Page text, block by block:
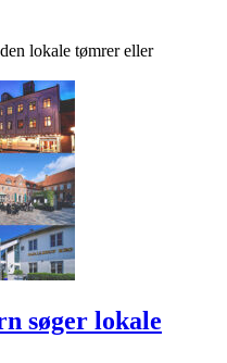
lokale tømrer eller
søger lokale